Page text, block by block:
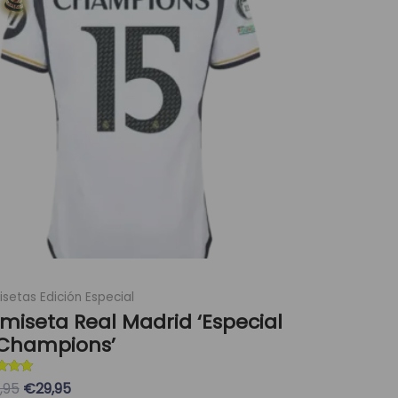
Edición Especial
Real Madrid ‘Especial
con
era:
89,95 €.
€29,95
es:
29,95 €.
múltiples
variantes.
opciones
se
pueden
página